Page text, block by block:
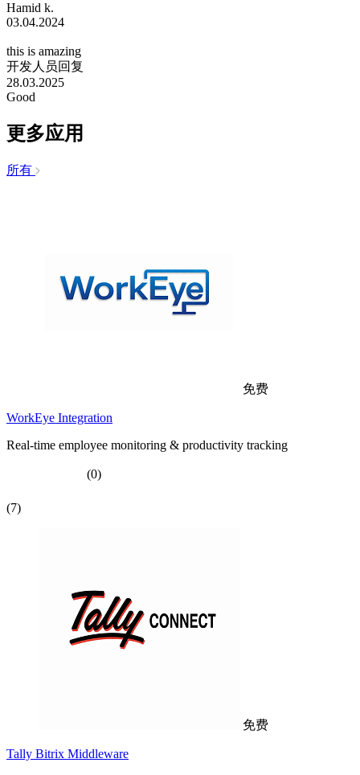
Hamid k.
03.04.2024
this is amazing
开发人员回复
28.03.2025
Good
更多应用
所有
免费
WorkEye Integration
Real-time employee monitoring & productivity tracking
(0)
(7)
免费
Tally Bitrix Middleware